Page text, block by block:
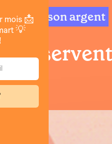
mois 📩
💡
Placer son argent